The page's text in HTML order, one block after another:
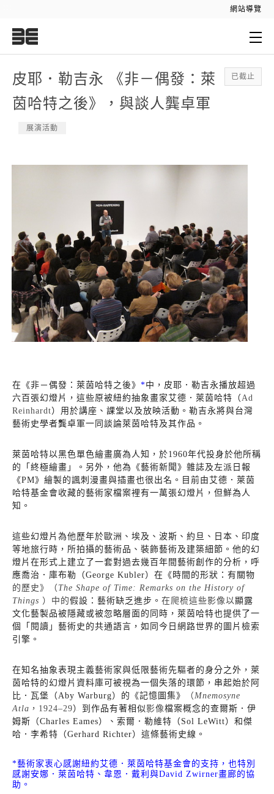
網站導覽
已截止
皮耶．勒吉永 《非－偶發：萊
茵哈特之後》，與談人龔卓軍
展演活動
在《非－偶發：萊茵哈特之後》 *中，皮耶．勒吉永播放超過
六百張幻燈片，這些原被紐約抽象畫家艾德．萊茵哈特（Ad
Reinhardt）用於講座、課堂以及放映活動。勒吉永將與台灣
藝術史學者龔卓軍一同談論萊茵哈特及其作品。
萊茵哈特以黑色單色繪畫廣為人知，於1960年代投身於他所稱
的「終極繪畫」。另外，他為《藝術新聞》雜誌及左派日報
《PM》繪製的諷刺漫畫與插畫也很出名。目前由艾德．萊茵
哈特基金會收藏的藝術家檔案裡有一萬張幻燈片，但鮮為人
知。
這些幻燈片為他歷年於歐洲、埃及、波斯、約旦、日本、印度
等地旅行時，所拍攝的藝術品、裝飾藝術及建築細節。他的幻
燈片在形式上建立了一套對過去幾百年間藝術創作的分析，呼
應喬治．庫布勒（George Kubler）在《時間的形狀：有關物
的歷史》（ The Shape of Time: Remarks on the History of
Things ）中的假設：藝術缺乏進步。 在爬梳這些影像以顯露
文化藝製品被隱藏或被忽略層面的同時，萊茵哈特也提供了一
個「閱讀」藝術史的共通語言，如同今日網路世界的圖片檢索
引擎。
在知名抽象表現主義藝術家與低限藝術先驅者的身分之外，萊
茵哈特的幻燈片資料庫可被視為一個失落的環節，串起始於阿
比．瓦堡（Aby Warburg）的《記憶圖集》 （Mnemosyne
Atla ， 1924–29）到作品有著相似 影像檔案概念的查爾斯．伊
姆斯（Charles Eames）、索爾．勒維特（ Sol LeWitt）和傑
哈．李希特（Gerhard Richter）這條藝術史線。
*藝術家衷心感謝紐約艾德．萊茵哈特基金會的支持，也特別
感謝安娜．萊茵哈特、韋恩．戴利與David Zwirner畫廊的協
助。